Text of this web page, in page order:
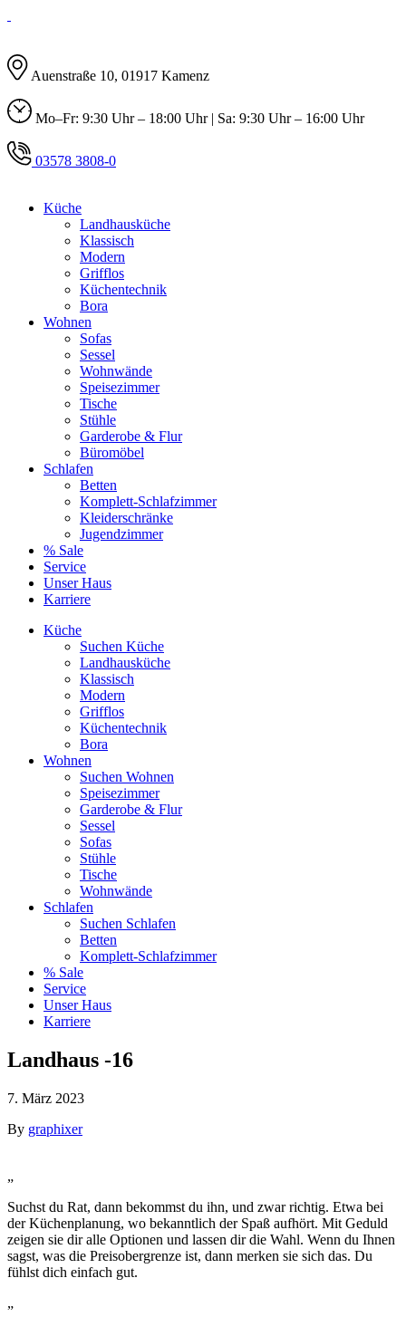
Auenstraße 10, 01917 Kamenz
Mo–Fr: 9:30 Uhr – 18:00 Uhr | Sa: 9:30 Uhr – 16:00 Uhr
03578 3808-0
Küche
Landhausküche
Klassisch
Modern
Grifflos
Küchentechnik
Bora
Wohnen
Sofas
Sessel
Wohnwände
Speisezimmer
Tische
Stühle
Garderobe & Flur
Büromöbel
Schlafen
Betten
Komplett-Schlafzimmer
Kleiderschränke
Jugendzimmer
% Sale
Service
Unser Haus
Karriere
Küche
Suchen Küche
Landhausküche
Klassisch
Modern
Grifflos
Küchentechnik
Bora
Wohnen
Suchen Wohnen
Speisezimmer
Garderobe & Flur
Sessel
Sofas
Stühle
Tische
Wohnwände
Schlafen
Suchen Schlafen
Betten
Komplett-Schlafzimmer
% Sale
Service
Unser Haus
Karriere
Landhaus -16
7. März 2023
By graphixer
„
Suchst du Rat, dann bekommst du ihn, und zwar richtig. Etwa bei
der Küchenplanung, wo bekanntlich der Spaß aufhört. Mit Geduld
zeigen sie dir alle Optionen und lassen dir die Wahl. Wenn du Ihnen
sagst, was die Preisobergrenze ist, dann merken sie sich das. Du
fühlst dich einfach gut.
„